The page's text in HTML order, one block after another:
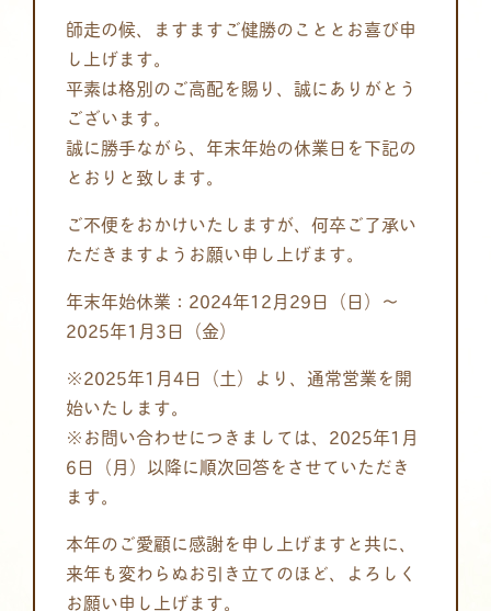
師走の候、ますますご健勝のこととお喜び申
し上げます。
平素は格別のご高配を賜り、誠にありがとう
ございます。
誠に勝手ながら、年末年始の休業日を下記の
とおりと致します。
ご不便をおかけいたしますが、何卒ご了承い
ただきますようお願い申し上げます。
年末年始休業：2024年12月29日（日）～
2025年1月3日（金）
※2025年1月4日（土）より、通常営業を開
始いたします。
※お問い合わせにつきましては、2025年1月
6日（月）以降に順次回答をさせていただき
ます。
本年のご愛顧に感謝を申し上げますと共に、
来年も変わらぬお引き立てのほど、よろしく
お願い申し上げます。